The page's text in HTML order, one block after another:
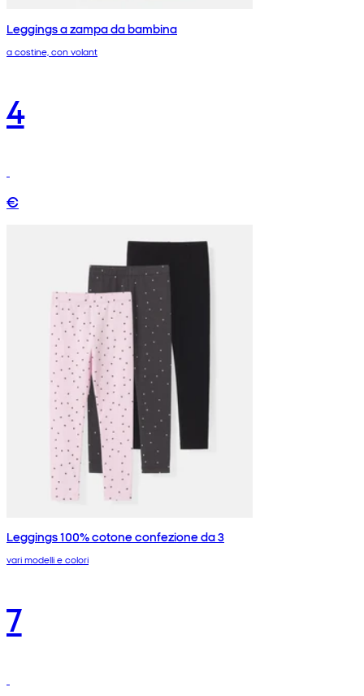
Leggings a zampa da bambina
a costine, con volant
4
€
Leggings 100% cotone confezione da 3
vari modelli e colori
7